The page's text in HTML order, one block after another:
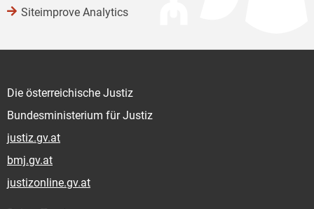
Siteimprove Analytics
Die österreichische Justiz
Bundesministerium für Justiz
justiz.gv.at
bmj.gv.at
justizonline.gv.at